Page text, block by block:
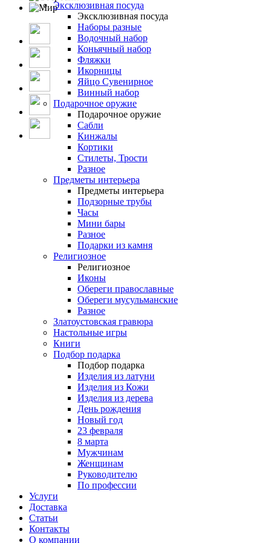
Эксклюзивная посуда
Эксклюзивная посуда
Наборы разные
Водочный набор
Коньячный набор
Фляжки
Икорницы
Яйцо Сувенирное
Винный набор
Подарочное оружие
Подарочное оружие
Сабли
Кинжалы
Кортики
Стилеты, Трости
Разное
Предметы интерьера
Предметы интерьера
Подзорные трубы
Часы
Мини бары
Разное
Подарки из камня
Религиозное
Религиозное
Иконы
Обереги православные
Обереги мусульманские
Разное
Златоустовская гравюра
Настольные игры
Книги
Подбор подарка
Подбор подарка
Изделия из латуни
Изделия из Кожи
Изделия из дерева
День рождения
Новый год
23 февраля
8 марта
Мужчинам
Женщинам
Руководителю
По профессии
Услуги
Доставка
Статьи
Контакты
О компании